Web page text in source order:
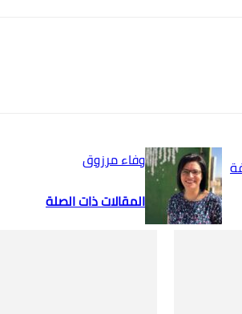
وفاء مرزوق
المقالات ذات الصلة